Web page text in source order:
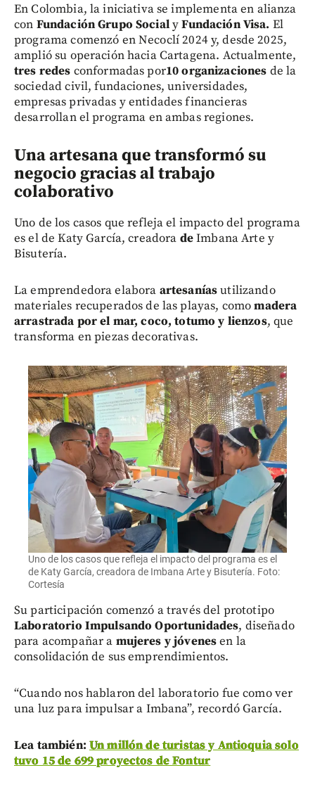
En Colombia, la iniciativa se implementa en alianza
con Fundación Grupo SocialyFundación Visa. El
programa comenzó en Necoclí2024 y, desde 2025,
amplió su operación hacia Cartagena. Actualmente,
tres redes conformadas por10 organizaciones de la
sociedad civil, fundaciones, universidades,
empresas privadas y entidades financieras
desarrollan el programa en ambas regiones.
Una artesana que transformó su
negocio gracias al trabajo
colaborativo
Uno de los casos que refleja el impacto del programa
es el de Katy García, creadora deImbana Arte y
Bisutería.
La emprendedora elabora artesaníasutilizando
materiales recuperados de las playas, comomadera
arrastrada por el mar, coco, totumo y lienzos, que
transforma en piezas decorativas.
Uno de los casos que refleja el impacto del programa es el
de Katy García, creadora de Imbana Arte y Bisutería. Foto:
Cortesía
Su participación comenzó a través del prototipo
Laboratorio Impulsando Oportunidades, diseñado
para acompañar a mujeres y jóvenesen la
consolidación de sus emprendimientos.
“Cuando nos hablaron del laboratorio fue como ver
una luz para impulsar a Imbana”, recordó García.
Lea también: Un millón de turistas y Antioquia solo
tuvo 15 de 699 proyectos de Fontur